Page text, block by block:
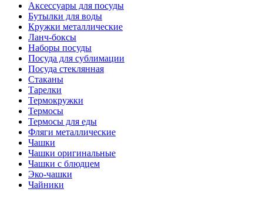
Аксессуары для посуды
Бутылки для воды
Кружки металлические
Ланч-боксы
Наборы посуды
Посуда для сублимации
Посуда стеклянная
Стаканы
Тарелки
Термокружки
Термосы
Термосы для еды
Фляги металлические
Чашки
Чашки оригинальные
Чашки с блюдцем
Эко-чашки
Чайники